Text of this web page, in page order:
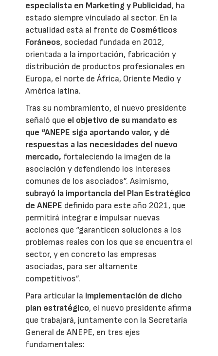
especialista en Marketing y Publicidad, ha
estado siempre vinculado al sector. En la
actualidad está al frente de Cosméticos
Foráneos, sociedad fundada en 2012,
orientada a la importación, fabricación y
distribución de productos profesionales en
Europa, el norte de África, Oriente Medio y
América latina.
Tras su nombramiento, el nuevo presidente
señaló que el objetivo de su mandato es
que “ANEPE siga aportando valor, y dé
respuestas a las necesidades del nuevo
mercado, fortaleciendo la imagen de la
asociación y defendiendo los intereses
comunes de los asociados”. Asimismo,
subrayó la importancia del Plan Estratégico
de ANEPE definido para este año 2021, que
permitirá integrar e impulsar nuevas
acciones que “garanticen soluciones a los
problemas reales con los que se encuentra el
sector, y en concreto las empresas
asociadas, para ser altamente
competitivos”.
Para articular la implementación de dicho
plan estratégico, el nuevo presidente afirma
que trabajará, juntamente con la Secretaría
General de ANEPE, en tres ejes
fundamentales: